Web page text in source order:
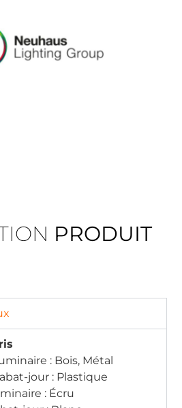
PRODUIT
: Bois, Métal
jour : Plastique
: Écru